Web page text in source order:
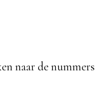
naar de nummers